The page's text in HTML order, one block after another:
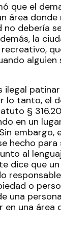
que el
área
no debería
la
alguien
ilegal
lo tanto, el
§
en un
embargo,
hecho para
al
dice que
o
una
en una área